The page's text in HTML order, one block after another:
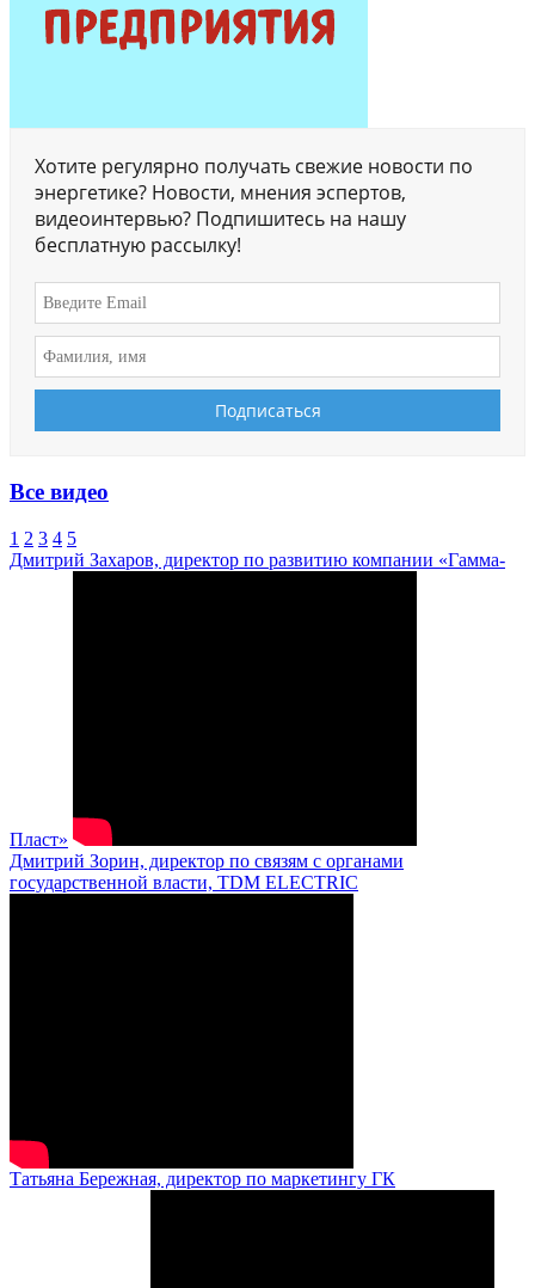
Хотите регулярно получать свежие новости по
энергетике? Новости, мнения эспертов,
видеоинтервью? Подпишитесь на нашу
бесплатную рассылку!
Все видео
1 2 3 4 5
Дмитрий Захаров, директор по развитию компании «Гамма-
Пласт»
Дмитрий Зорин, директор по связям с органами
государственной власти, TDM ELECTRIC
Татьяна Бережная, директор по маркетингу ГК